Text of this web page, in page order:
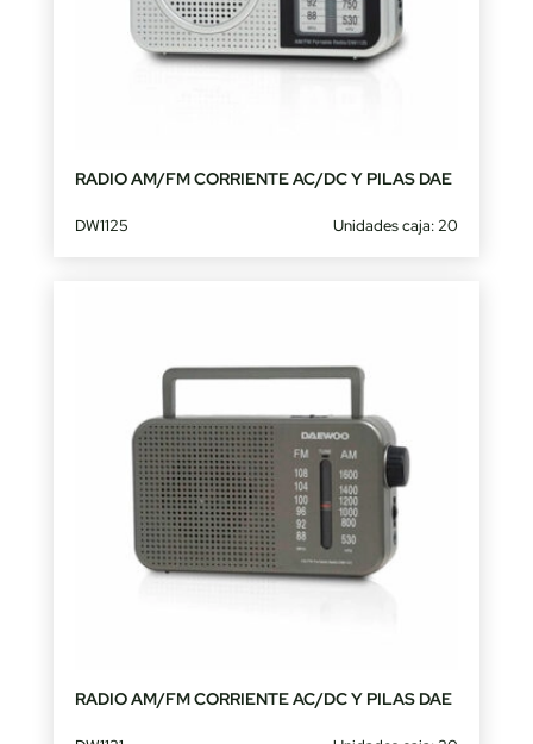
RADIO AM/FM CORRIENTE AC/DC Y PILAS DAE
DW1125 Unidades caja: 20
RADIO AM/FM CORRIENTE AC/DC Y PILAS DAE